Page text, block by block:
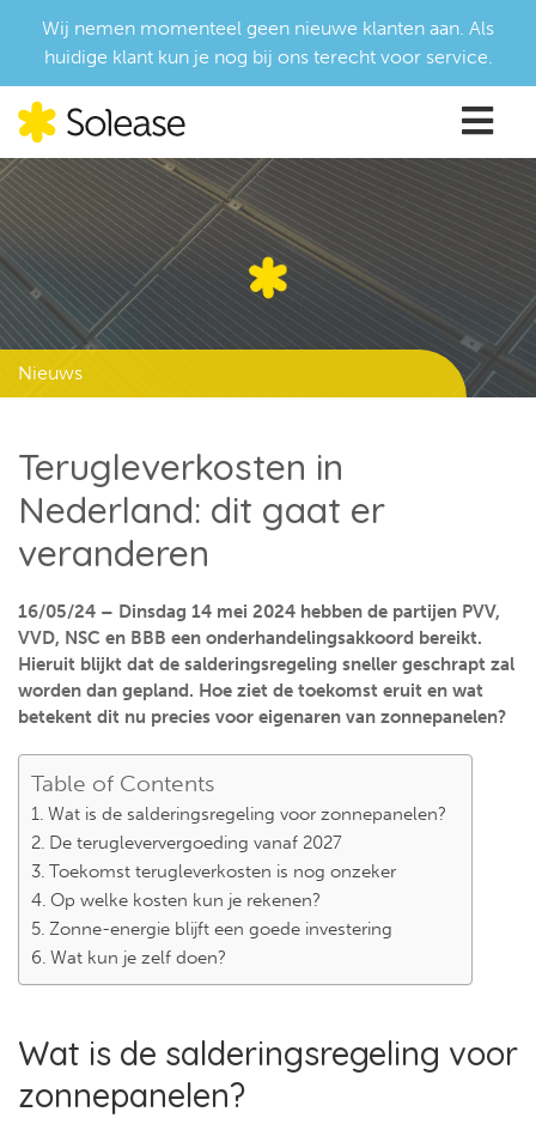
Wij nemen momenteel geen nieuwe klanten aan. Als
huidige klant kun je nog bij ons terecht voor service.
Nieuws
Terugleverkosten in
Nederland: dit gaat er
veranderen
16/05/24 – Dinsdag 14 mei 2024 hebben de partijen PVV,
VVD, NSC en BBB een onderhandelingsakkoord bereikt.
Hieruit blijkt dat de salderingsregeling sneller geschrapt zal
worden dan gepland. Hoe ziet de toekomst eruit en wat
betekent dit nu precies voor eigenaren van zonnepanelen?
Table of Contents
Wat is de salderingsregeling voor zonnepanelen?
De terugleververgoeding vanaf 2027
Toekomst terugleverkosten is nog onzeker
Op welke kosten kun je rekenen?
Zonne-energie blijft een goede investering
Wat kun je zelf doen?
Wat is de salderingsregeling voor
zonnepanelen?